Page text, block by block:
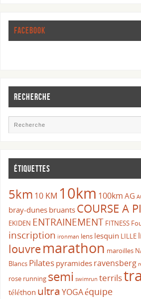
FACEBOOK
RECHERCHE
ÉTIQUETTES
5km 10 KM 10km 100km AG
bray-dunes bruants COURSE A
EKIDEN ENTRAINEMENT FITNESS
inscription ironman lens lesquin LILLE
louvremarathon maroilles
Blancs Pilates pyramides ravensberg
rose running semi swimrun terrils
téléthon ultra YOGAéquipe